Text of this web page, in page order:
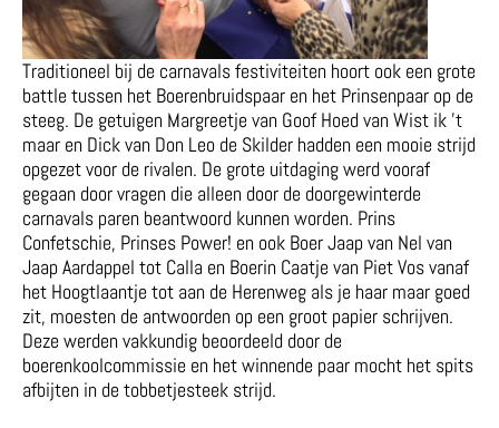
Traditioneel bij de carnavals festiviteiten hoort ook een grote
battle tussen het Boerenbruidspaar en het Prinsenpaar op de
steeg. De getuigen Margreetje van Goof Hoed van Wist ik ’t
maar en Dick van Don Leo de Skilder hadden een mooie strijd
opgezet voor de rivalen. De grote uitdaging werd vooraf
gegaan door vragen die alleen door de doorgewinterde
carnavals paren beantwoord kunnen worden. Prins
Confetschie, Prinses Power! en ook Boer Jaap van Nel van
Jaap Aardappel tot Calla en Boerin Caatje van Piet Vos vanaf
het Hoogtlaantje tot aan de Herenweg als je haar maar goed
zit, moesten de antwoorden op een groot papier schrijven.
Deze werden vakkundig beoordeeld door de
boerenkoolcommissie en het winnende paar mocht het spits
afbijten in de tobbetjesteek strijd.